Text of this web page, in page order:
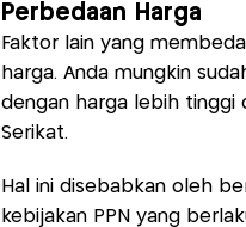
Perbedaan Harga
Faktor lain yang
harga. Anda mungkin
dengan harga lebih tinggi
Serikat.
Hal ini disebabkan oleh
kebijakan PPN yang